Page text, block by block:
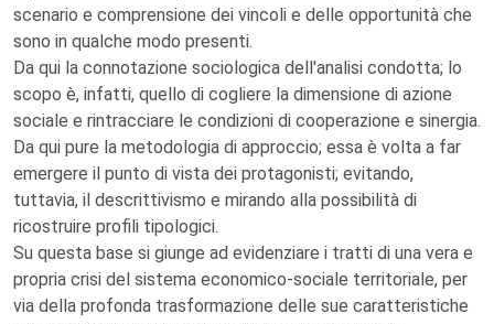
scenario e comprensione dei vincoli e delle opportunità che
sono in qualche modo presenti.
Da qui la connotazione sociologica dell'analisi condotta; lo
scopo è, infatti, quello di cogliere la dimensione di azione
sociale e rintracciare le condizioni di cooperazione e sinergia.
Da qui pure la metodologia di approccio; essa è volta a far
emergere il punto di vista dei protagonisti; evitando,
tuttavia, il descrittivismo e mirando alla possibilità di
ricostruire profili tipologici.
Su questa base si giunge ad evidenziare i tratti di una vera e
propria crisi del sistema economico-sociale territoriale, per
via della profonda trasformazione delle sue caratteristiche